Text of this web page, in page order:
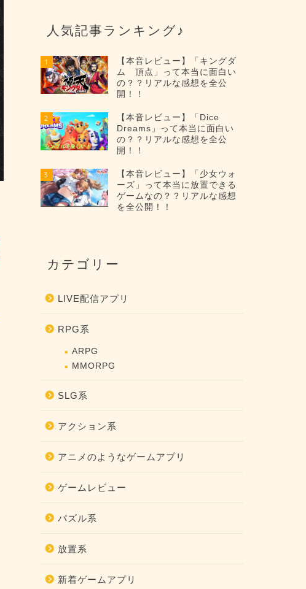
人気記事ランキング♪
1
【本音レビュー】「キングダ
ム 頂点」って本当に面白い
の？？リアルな感想を全公
開！！
2
【本音レビュー】「Dice
Dreams」って本当に面白い
の？？リアルな感想を全公
開！！
3
【本音レビュー】「少女ウォ
ーズ」って本当に放置できる
ゲームなの？？リアルな感想
を全公開！！
カテゴリー
LIVE配信アプリ
RPG系
ARPG
MMORPG
SLG系
アクション系
アニメのようなゲームアプリ
ゲームレビュー
パズル系
放置系
新着ゲームアプリ